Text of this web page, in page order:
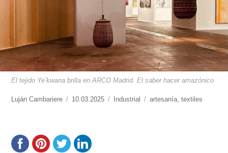
El tejido Ye’kwana brilla en ARCO Madrid. El saber hacer amazónico
https://www.experimenta.es/author/lujan-
Luján Cambariere
Publicado
10.03.2025 Categorías
Industrial Etiquetas
artesanía ,textiles